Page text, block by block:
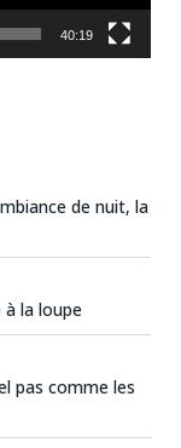
40:19
de nuit, la
la loupe
pas comme les